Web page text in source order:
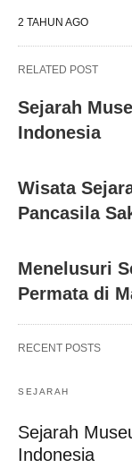
2 TAHUN AGO
RELATED POST
Sejarah
Indonesia
Wisata
Pancasila
Menelusuri
Permata di
RECENT POSTS
SEJARAH
Sejarah
Indonesia